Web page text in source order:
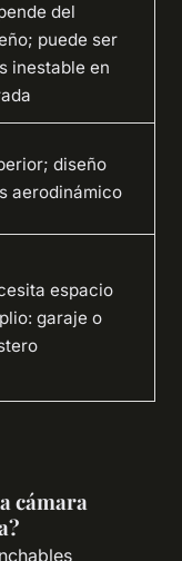
del
puede ser
inestable en
diseño
aerodinámico
espacio
garaje o
cámara